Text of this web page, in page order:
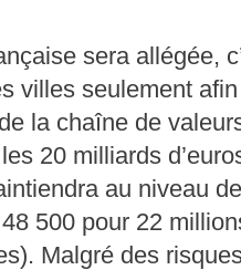
sera allégée,
villes seulement
la chaîne de
20 milliards
au niveau
500 pour 22
Malgré des